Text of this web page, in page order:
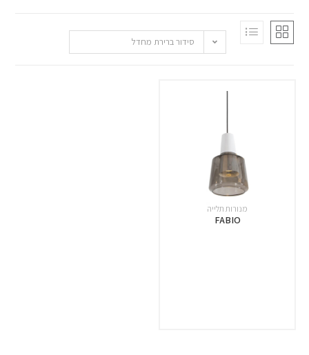
סידור ברירת מחדל
מנורות תלייה
FABIO